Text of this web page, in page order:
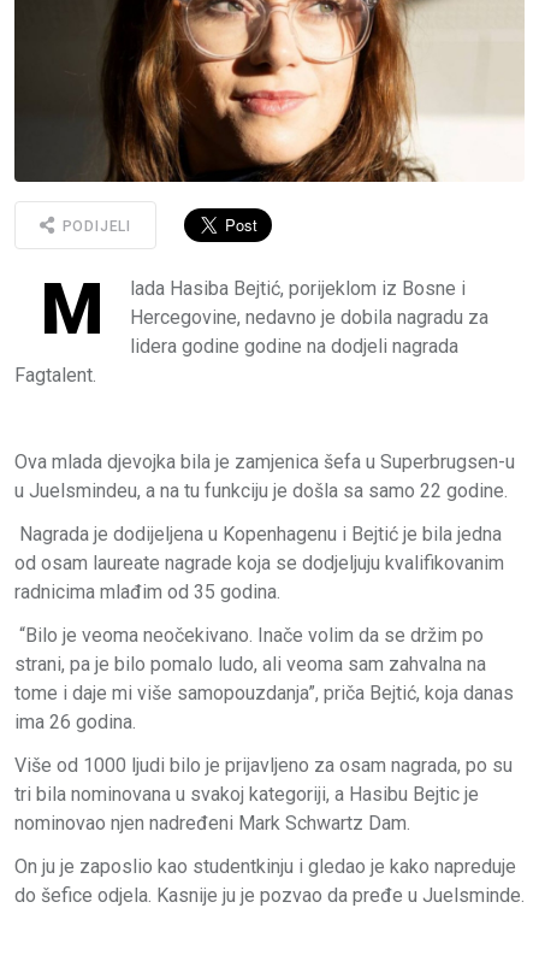
PODIJELI
M
lada Hasiba Bejtić, porijeklom iz Bosne i
Hercegovine, nedavno je dobila nagradu za
lidera godine godine na dodjeli nagrada
Fagtalent.
Ova mlada djevojka bila je zamjenica šefa u Superbrugsen-u
u Juelsmindeu, a na tu funkciju je došla sa samo 22 godine.
Nagrada je dodijeljena u Kopenhagenu i Bejtić je bila jedna
od osam laureate nagrade koja se dodjeljuju kvalifikovanim
radnicima mlađim od 35 godina.
“Bilo je veoma neočekivano. Inače volim da se držim po
strani, pa je bilo pomalo ludo, ali veoma sam zahvalna na
tome i daje mi više samopouzdanja”, priča Bejtić, koja danas
ima 26 godina.
Više od 1000 ljudi bilo je prijavljeno za osam nagrada, po su
tri bila nominovana u svakoj kategoriji, a Hasibu Bejtic je
nominovao njen nadređeni Mark Schwartz Dam.
On ju je zaposlio kao studentkinju i gledao je kako napreduje
do šefice odjela. Kasnije ju je pozvao da pređe u Juelsminde.